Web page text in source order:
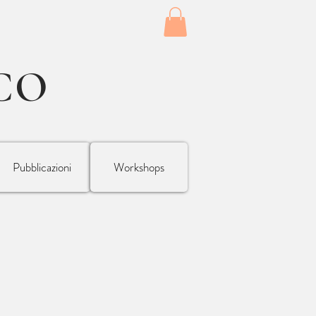
Pubblicazioni Workshops